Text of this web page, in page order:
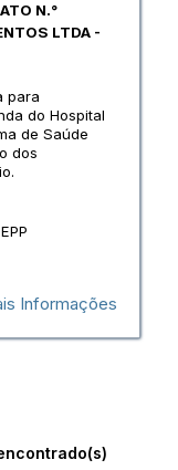
N.°
LTDA -
para
do Hospital
de Saúde
dos
Informações